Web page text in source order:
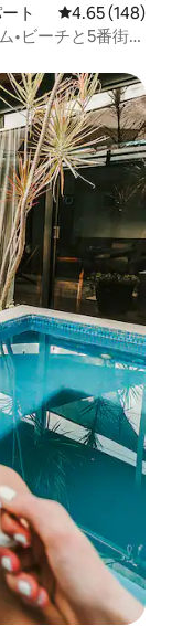
ト レビュー148
4.65 (148)
•ビーチと5番街ま